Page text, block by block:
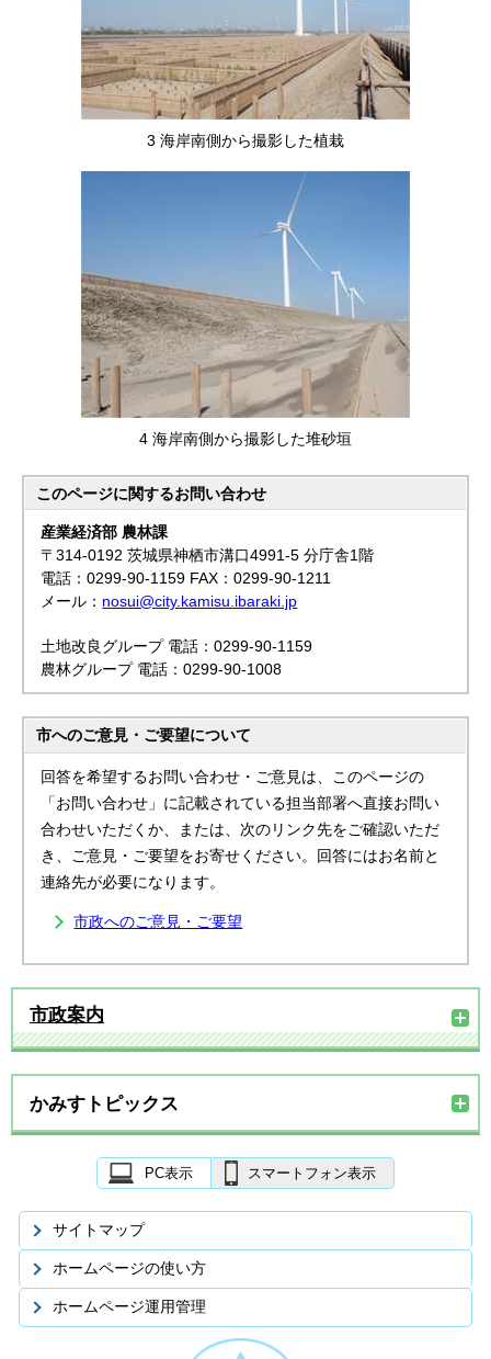
3 海岸南側から撮影した植栽
4 海岸南側から撮影した堆砂垣
このページに関するお問い合わせ
産業経済部 農林課
〒314-0192 茨城県神栖市溝口4991-5 分庁舎1階
電話：0299-90-1159 FAX：0299-90-1211
メール： nosui@city.kamisu.ibaraki.jp
土地改良グループ 電話：0299-90-1159
農林グループ 電話：0299-90-1008
市へのご意見・ご要望について
回答を希望するお問い合わせ・ご意見は、このページの
「お問い合わせ」に記載されている担当部署へ直接お問い
合わせいただくか、または、次のリンク先をご確認いただ
き、ご意見・ご要望をお寄せください。回答にはお名前と
連絡先が必要になります。
市政へのご意見・ご要望
市政案内
かみすトピックス
PC表示 スマートフォン表示
サイトマップ
ホームページの使い方
ホームページ運用管理